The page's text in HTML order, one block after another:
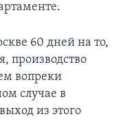
60 дней на то,
производство
вопреки
случае в
из этого